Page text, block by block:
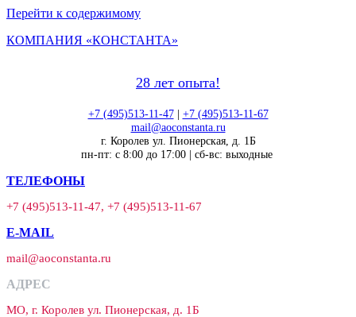
Перейти к содержимому
КОМПАНИЯ «КОНСТАНТА»
28 лет опыта!
+7 (495)513-11-47| +7 (495)513-11-67
mail@aoconstanta.ru
г. Королев ул. Пионерская, д. 1Б
пн-пт: с 8:00 до 17:00 | сб-вс: выходные
ТЕЛЕФОНЫ
+7 (495)513-11-47, +7 (495)513-11-67
E-MAIL
mail@aoconstanta.ru
АДРЕС
МО, г. Королев ул. Пионерская, д. 1Б